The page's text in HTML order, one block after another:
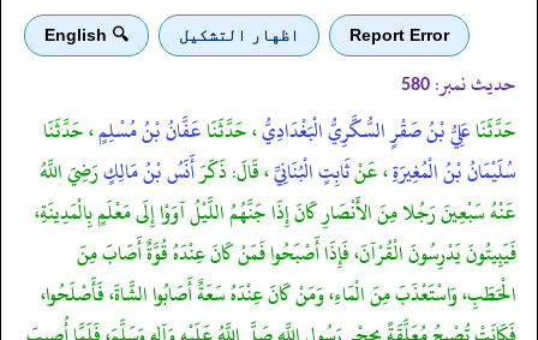
Report Error اظهار التشكيل 🔍 English
حدیث نمبر: 580
حَدَّثَنَاعَلِيُّ بْنُ صَقْرٍ السُّكَّرِيُّ الْبَغْدَادِيُّ، حَدَّثَنَاعَفَّانُ بْنُ مُسْلِمٍ، حَدَّثَنَا
سُلَيْمَانُ بْنُ الْمُغِيرَةِ، عَنْثَابِتٍ الْبُنَانِيِّ، قَالَ: ذَكَرَأَنَسُ بْنُ مَالِكٍرَضِيَ اللَّهُ
عَنْهُ سَبْعِينَ رَجُلا مِنَ الأَنْصَارِ كَانَ إِذَا جَنَّهُمُ اللَّيْلُ آوَوْا إِلَى مَعْلَمٍ بِالْمَدِينَةِ،
فَيَبِيتُونَ يَدْرِسُونَ الْقُرْآنَ، فَإِذَا أَصْبَحُوا فَمَنْ كَانَ عِنْدَهُ قُوَّةٌ أَصَابَ مِنَ
الْحَطَبِ، وَاسْتَعْذَبَ مِنَ الْمَاءِ، وَمَنْ كَانَ عِنْدَهُ سَعَةٌ أَصَابُوا الشَّاةَ، فَأَصْلَحُوا،